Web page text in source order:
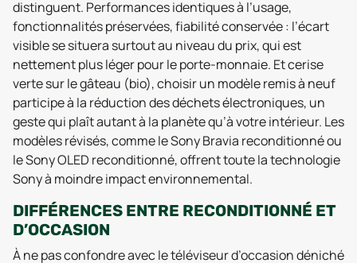
distinguent. Performances identiques à l’usage,
fonctionnalités préservées, fiabilité conservée : l’écart
visible se situera surtout au niveau du prix, qui est
nettement plus léger pour le porte-monnaie. Et cerise
verte sur le gâteau (bio), choisir un modèle remis à neuf
participe à la réduction des déchets électroniques, un
geste qui plaît autant à la planète qu’à votre intérieur. Les
modèles révisés, comme le Sony Bravia reconditionné ou
le Sony OLED reconditionné, offrent toute la technologie
Sony à moindre impact environnemental.
DIFFÉRENCES ENTRE RECONDITIONNÉ ET
D’OCCASION
À ne pas confondre avec le téléviseur d’occasion déniché